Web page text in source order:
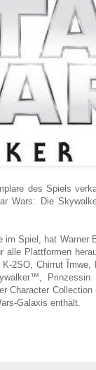
des Spiels
Wars: Die
Spiel, hat Warner
Plattformen
2SO, Chirrut
Galaxis enthält.